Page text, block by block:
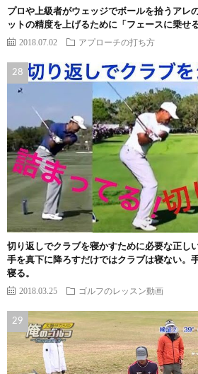
プロや上級者がウェッジでボールを拾うアレ
ットの精度を上げるために「フェースに乗せ
2018.07.02 アプローチの打ち方
切り返しでクラブを寝かすために必要な正し
手を真下に降ろすだけではクラブは寝ない。
寝る。
2018.03.25 ゴルフのレッスン動画